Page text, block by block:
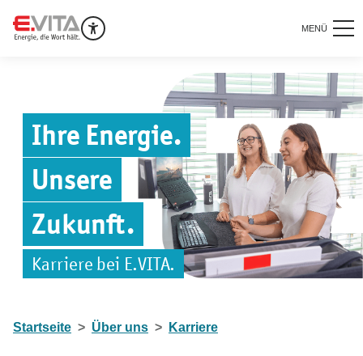
MENÜ
Ihre Energie.
Unsere
Zukunft.
Karriere bei E.VITA.
Startseite Über uns Karriere